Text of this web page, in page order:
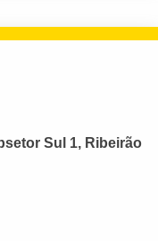
Sul 1, Ribeirão